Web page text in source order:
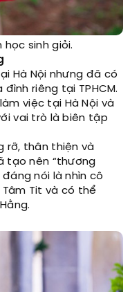
học sinh giỏi.
Hà Nội nhưng đã có
riêng tại TPHCM.
việc tại Hà Nội và
vai trò là biên tập
rỡ, thân thiện và
tạo nên “thương
đáng nói là nhìn cô
Tit và có thể